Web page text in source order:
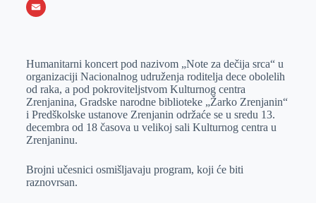
o
e
e
r
k
I
n
b
h
s
A
p
p
X
a
i
l
Humanitarni koncert pod nazivom „Note za dečija srca“ u
organizaciji Nacionalnog udruženja roditelja dece obolelih
od raka, a pod pokroviteljstvom Kulturnog centra
Zrenjanina, Gradske narodne biblioteke „Žarko Zrenjanin“
i Predškolske ustanove Zrenjanin održaće se u sredu 13.
decembra od 18 časova u velikoj sali Kulturnog centra u
Zrenjaninu.
Brojni učesnici osmišljavaju program, koji će biti
raznovrsan.